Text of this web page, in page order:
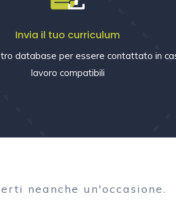
Invia il tuo curriculum
database per essere contattato in
lavoro compatibili
neanche un'occasione.